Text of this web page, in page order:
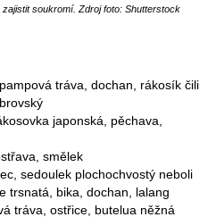
soukromí. Zdroj foto: Shutterstock
tráva, dochan, rákosík čili
japonská, pěchava,
smělek
sedoulek plochochvostý neboli
trsnatá, bika, dochan, lalang
tráva, ostřice, butelua něžná